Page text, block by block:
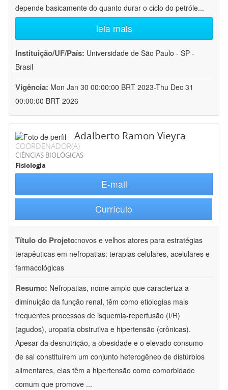
depende basicamente do quanto durar o ciclo do petróle...
leia mais
Instituição/UF/País: Universidade de São Paulo - SP -
Brasil
Vigência: Mon Jan 30 00:00:00 BRT 2023-Thu Dec 31
00:00:00 BRT 2026
Adalberto Ramon Vieyra
COORDENADOR(A)
CIÊNCIAS BIOLÓGICAS
Fisiologia
E-mail
Currículo
Título do Projeto:novos e velhos atores para estratégias
terapêuticas em nefropatias: terapias celulares, acelulares e
farmacológicas
Resumo: Nefropatias, nome amplo que caracteriza a
diminuição da função renal, têm como etiologias mais
frequentes processos de isquemia-reperfusão (I/R)
(agudos), uropatia obstrutiva e hipertensão (crônicas).
Apesar da desnutrição, a obesidade e o elevado consumo
de sal constituírem um conjunto heterogêneo de distúrbios
alimentares, elas têm a hipertensão como comorbidade
comum que promove ...